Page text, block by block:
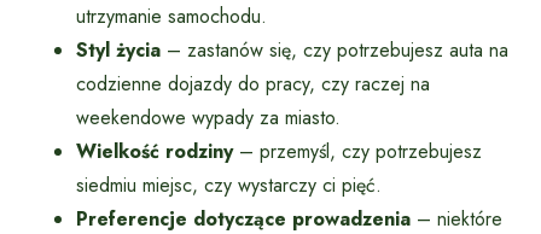
utrzymanie samochodu.
Styl życia – zastanów się, czy potrzebujesz auta na
codzienne dojazdy do pracy, czy raczej na
weekendowe wypady za miasto.
Wielkość rodziny– przemyśl, czy potrzebujesz
siedmiu miejsc, czy wystarczy ci pięć.
Preferencje dotyczące prowadzenia – niektóre